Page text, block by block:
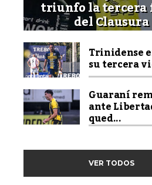
triunfo la tercera
del Clausura
Trinidense
su tercera
Guaraní
ante
qued...
VER TODOS